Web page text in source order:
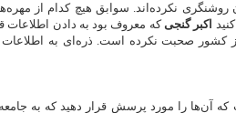
نکرده‌‌اند. سوابق هیچ کدام از
اکبر گنجیکه معروف بود به دادن اطلاعات
کشور صحبت نکرده است. ذره‌ای به اطلاعات
آن‌ها را مورد پرسش قرار دهید که به